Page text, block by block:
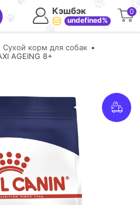
Кэшбэк
undefined%
0
Сухой корм для собак
AGEING 8+